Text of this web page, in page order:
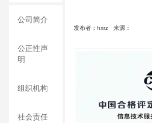
公司简介
公正性声
明
组织机构
社会责任
发布者：hxrz来源：